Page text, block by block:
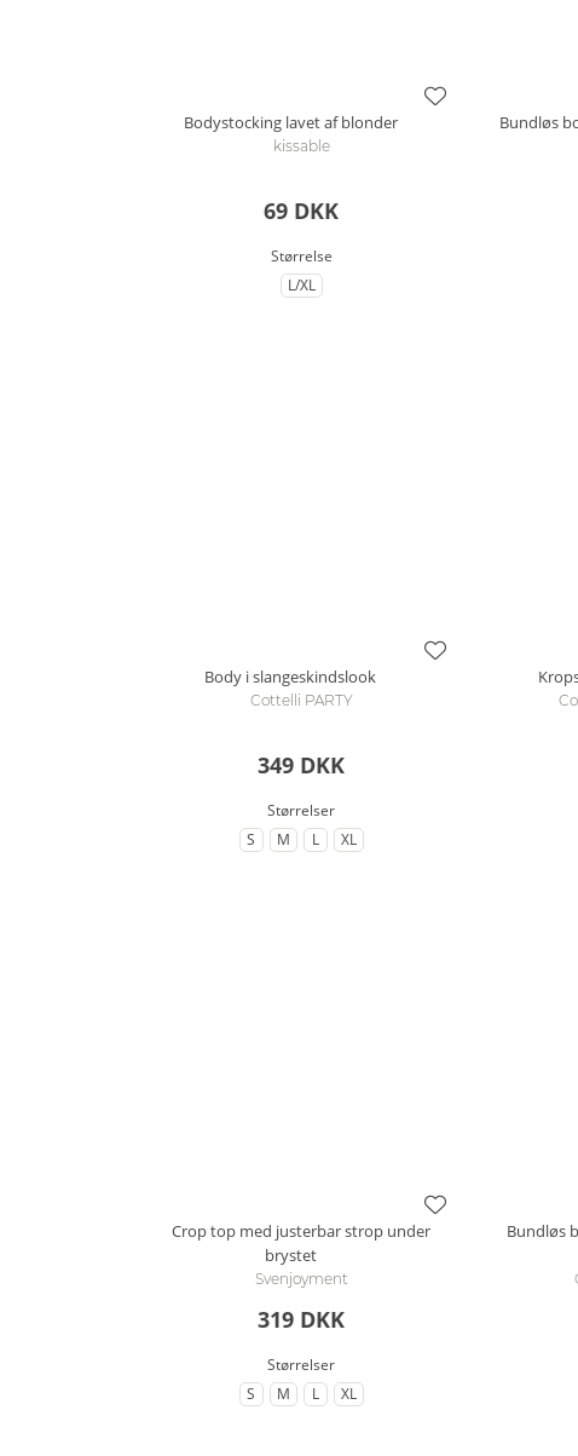
Bodystocking lavet af blonder
kissable
69 DKK
Størrelse
til Størrelse
L/XL
Bundløs
Body i slangeskindslook
Cottelli PARTY
349 DKK
Størrelser
til Størrelse
S til Størrelse
M til Størrelse
L til Størrelse
XL
Crop top med justerbar strop under
brystet
Svenjoyment
319 DKK
Størrelser
til Størrelse
S til Størrelse
M til Størrelse
L til Størrelse
XL
Bundløs